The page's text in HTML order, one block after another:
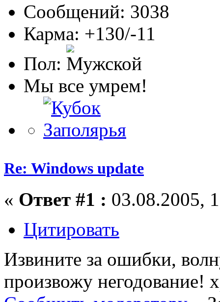
Сообщений: 3038
Карма: +130/-11
Пол:
Мы все умрем!
Re: Windows update
« Ответ #1 : 03.08.2005,
Цитировать
Извините за ошибки,
произвожу негодование!